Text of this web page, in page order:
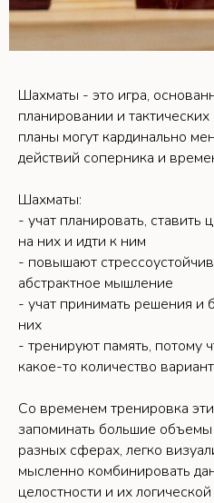
Шахматы - это игра,
планировании и
планы могут кардинально
действий соперника и
Шахматы:
- учат планировать, ставить
на них и идти к ним
- повышают
абстрактное мышление
- учат принимать решения и
них
- тренируют память, потому
какое-то количество
Со временем тренировка
запоминать большие
разных сферах, легко
мысленно комбинировать
целостности и их